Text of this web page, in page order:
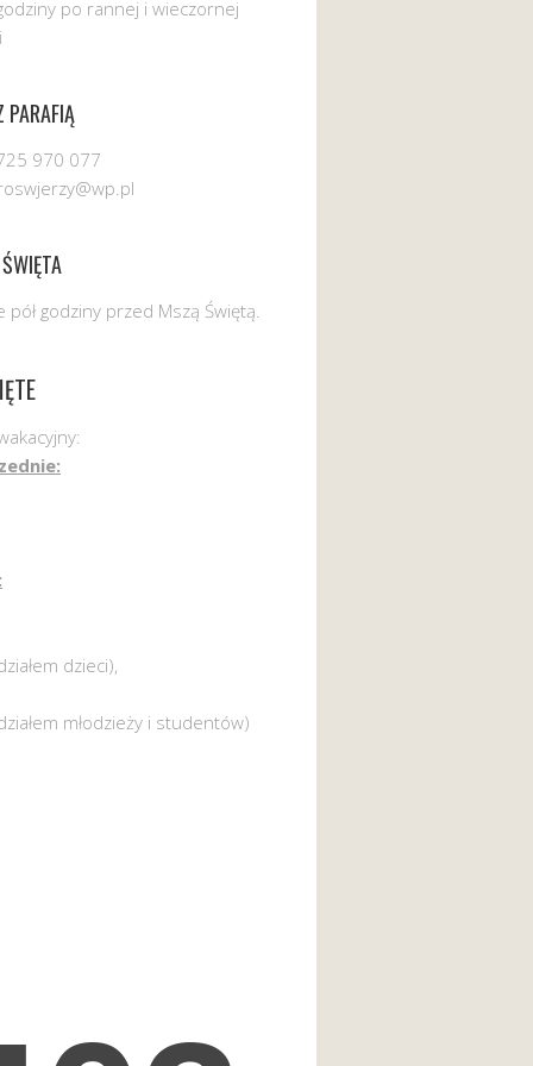
po rannej i wieczornej
PARAFIĄ
970 077
pół godziny przed Mszą Świętą.
dzieci),
młodzieży i studentów)